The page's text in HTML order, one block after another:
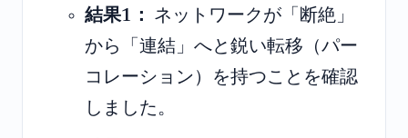
結果1：
ネットワークが「断絶」
から「連結」へと鋭い転移（パー
コレーション）を持つことを確認
しました。